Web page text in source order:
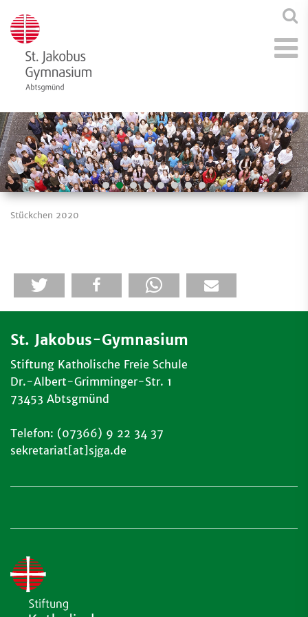
Stückchen 2020
St. Jakobus-Gymnasium
Stiftung Katholische Freie Schule
Dr.-Albert-Grimminger-Str. 1
73453 Abtsgmünd
Telefon: (07366) 9 22 34 37
sekretariat[at]sjga.de